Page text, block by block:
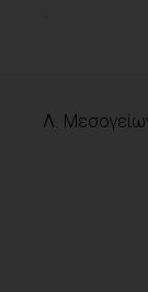
Λ.